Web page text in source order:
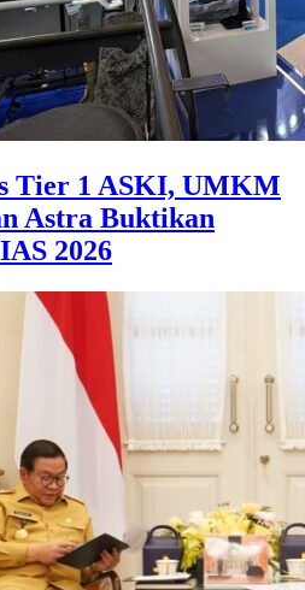
Tier 1 ASKI, UMKM
Astra Buktikan
2026